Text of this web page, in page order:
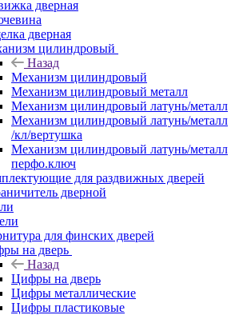
дверная
дверная
цилиндровый
Назад
Механизм цилиндровый
Механизм цилиндровый металл
Механизм цилиндровый латунь/металл
Механизм цилиндровый латунь/металл
/кл/вертушка
Механизм цилиндровый латунь/металл
перфо.ключ
для раздвижных дверей
дверной
для финских дверей
на дверь
Назад
Цифры на дверь
Цифры металлические
Цифры пластиковые